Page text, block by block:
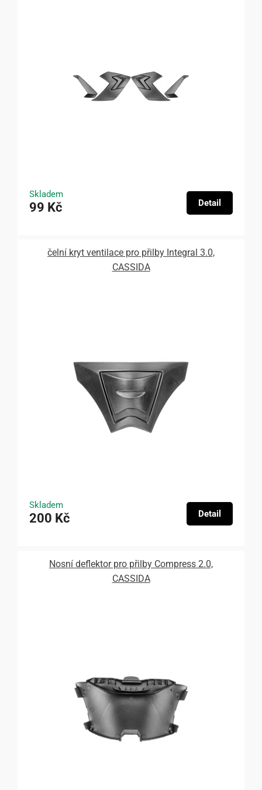
Skladem
99 Kč Detail
čelní kryt ventilace pro přilby Integral 3.0,
CASSIDA
Skladem
200 Kč Detail
Nosní deflektor pro přilby Compress 2.0,
CASSIDA